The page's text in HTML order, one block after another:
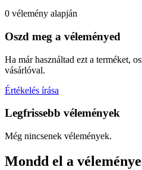
0 vélemény alapján
Oszd meg a véleményed
Ha már használtad ezt a terméket,
vásárlóval.
Értékelés írása
Legfrissebb vélemények
Még nincsenek vélemények.
Mondd el a